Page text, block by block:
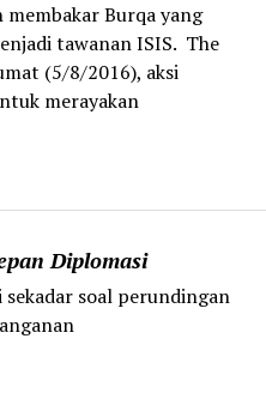
Diplomasi
soal perundingan
Burqa yang
tawanan ISIS. The
(5/8/2016), aksi
merayakan